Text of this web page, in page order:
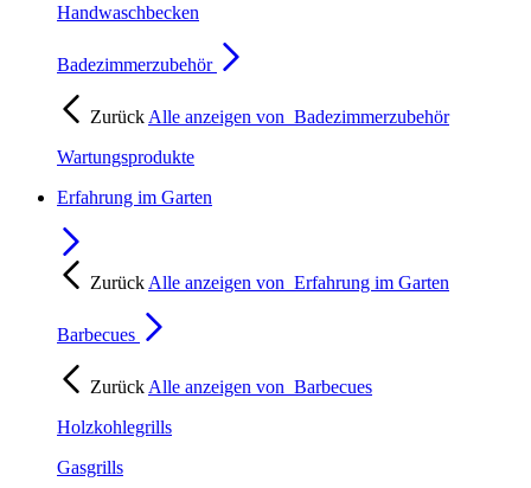
Handwaschbecken
Badezimmerzubehör
Zurück Alle anzeigen von Badezimmerzubehör
Wartungsprodukte
Erfahrung im Garten
Zurück Alle anzeigen von Erfahrung im Garten
Barbecues
Zurück Alle anzeigen von Barbecues
Holzkohlegrills
Gasgrills